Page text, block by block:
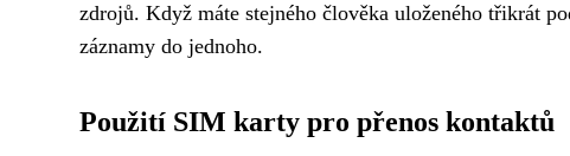
zdrojů. Když máte stejného člověka uloženého třikrát
záznamy do jednoho.
Použití SIM karty pro přenos kontaktů